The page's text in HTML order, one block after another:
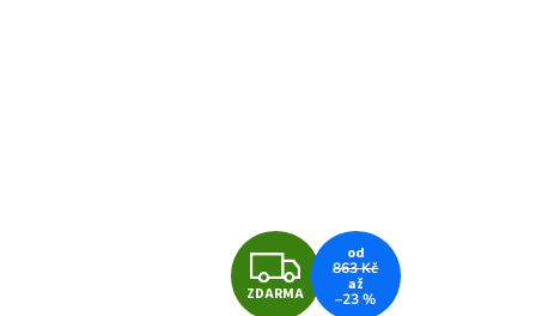
Z
ZDARMA
od
863 Kč
až
–23 %